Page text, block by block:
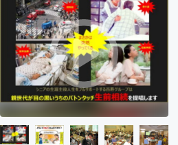
アート・写真
テクノロジー・ガジェット
映像・映画
ビジネス・起業